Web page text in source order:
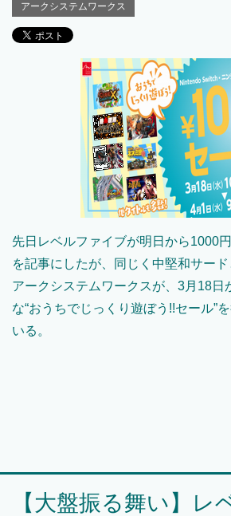
アークシステムワークス
先日レベルファイブが明日から1000
を記事にしたが、同じく中堅和サー
アークシステムワークスが、3月18日
な“おうちでじっくり遊ぼう!!セール”
いる。
【大盤振る舞い】レ